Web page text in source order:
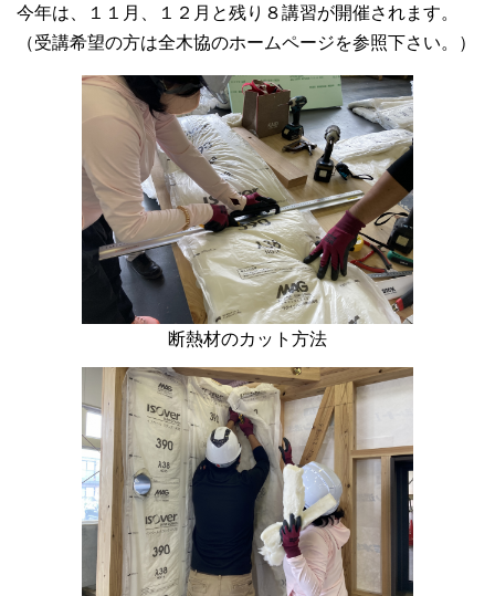
今年は、１１月、１２月と残り８講習が開催されます。
（受講希望の方は全木協のホームページを参照下さい。）
断熱材のカット方法